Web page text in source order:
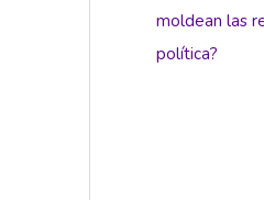
moldean las
política?